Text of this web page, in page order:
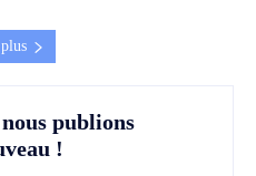
publions
!